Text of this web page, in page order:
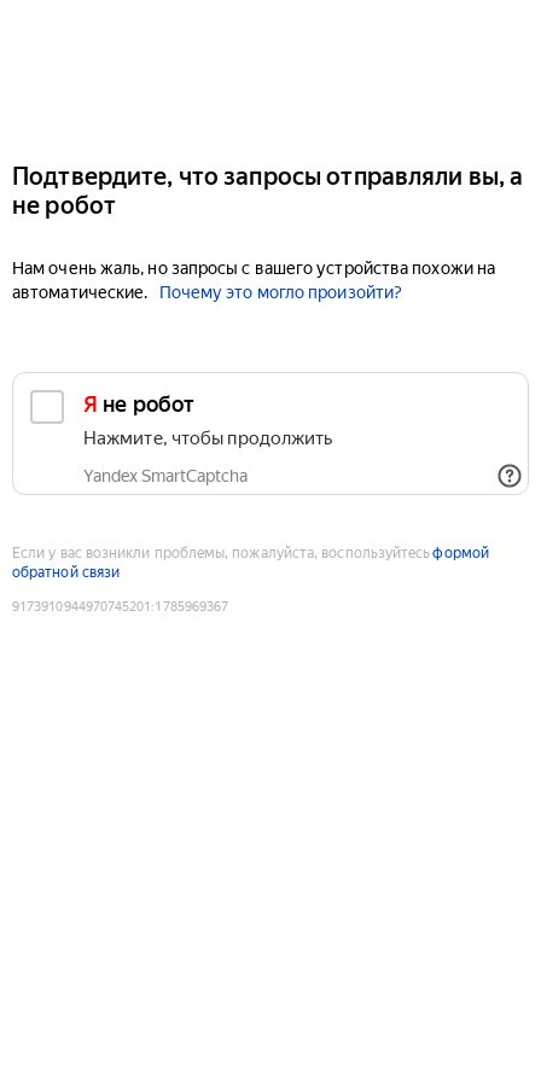
Подтвердите, что запросы отправляли вы, а
не робот
Нам очень жаль, но запросы с вашего устройства похожи на
автоматические.
Почему это могло произойти?
Я не робот
Нажмите, чтобы продолжить
Yandex SmartCaptcha
Если у вас возникли проблемы, пожалуйста, воспользуйтесьформой
обратной связи
9173910944970745201 :1785969367